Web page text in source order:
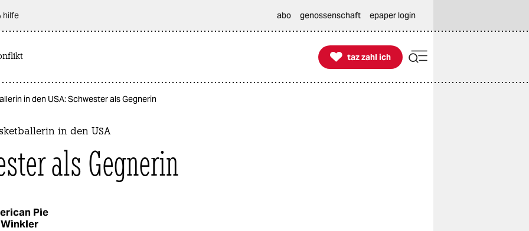
hilfe abo genossenschaft epaper login

taz zahl ich
taz zahl ich
in den USA: Schwester als Gegnerin
in den USA
als Gegnerin
Pie